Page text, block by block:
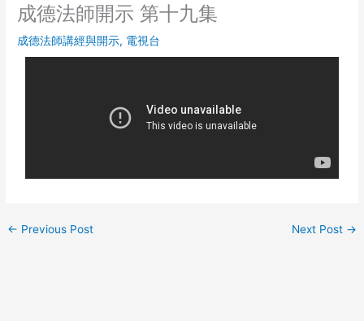
成德法師開示 第十九集
成德法師講經與開示, 電視台
← Previous Post Next Post →